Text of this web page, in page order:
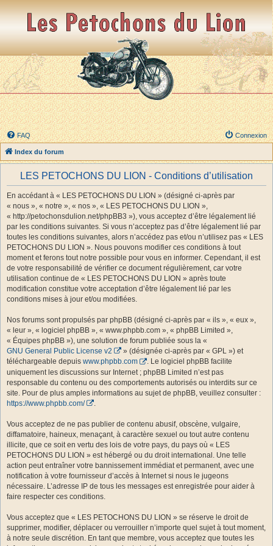
FAQ Connexion
Index du forum
LES PETOCHONS DU LION - Conditions d’utilisation
En accédant à « LES PETOCHONS DU LION » (désigné ci-après par
« nous », « notre », « nos », « LES PETOCHONS DU LION »,
« http://petochonsdulion.net/phpBB3 »), vous acceptez d’être légalement lié
par les conditions suivantes. Si vous n’acceptez pas d’être légalement lié par
toutes les conditions suivantes, alors n’accédez pas et/ou n’utilisez pas « LES
PETOCHONS DU LION ». Nous pouvons modifier ces conditions à tout
moment et ferons tout notre possible pour vous en informer. Cependant, il est
de votre responsabilité de vérifier ce document régulièrement, car votre
utilisation continue de « LES PETOCHONS DU LION » après toute
modification constitue votre acceptation d’être légalement lié par les
conditions mises à jour et/ou modifiées.
Nos forums sont propulsés par phpBB (désigné ci-après par « ils », « eux »,
« leur », « logiciel phpBB », « www.phpbb.com », « phpBB Limited »,
« Équipes phpBB »), une solution de forum publiée sous la «
GNU General Public License v2
» (désignée ci-après par « GPL ») et
téléchargeable depuis www.phpbb.com
. Le logiciel phpBB facilite
uniquement les discussions sur Internet ; phpBB Limited n’est pas
responsable du contenu ou des comportements autorisés ou interdits sur ce
site. Pour de plus amples informations au sujet de phpBB, veuillez consulter :
https://www.phpbb.com/
Vous acceptez de ne pas publier de contenu abusif, obscène, vulgaire,
diffamatoire, haineux, menaçant, à caractère sexuel ou tout autre contenu
illicite, que ce soit en vertu des lois de votre pays, du pays où « LES
PETOCHONS DU LION » est hébergé ou du droit international. Une telle
action peut entraîner votre bannissement immédiat et permanent, avec une
notification à votre fournisseur d’accès à Internet si nous le jugeons
nécessaire. L’adresse IP de tous les messages est enregistrée pour aider à
faire respecter ces conditions.
Vous acceptez que « LES PETOCHONS DU LION » se réserve le droit de
supprimer, modifier, déplacer ou verrouiller n’importe quel sujet à tout moment,
à notre seule discrétion. En tant que membre, vous acceptez que toutes les